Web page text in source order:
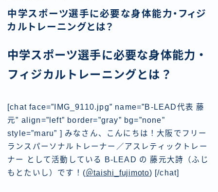
中学スポーツ選手に必要な身体能力・フィジ
カルトレーニングとは？
中学スポーツ選手に必要な身体能力・
フィジカルトレーニングとは？
[chat face=”IMG_9110.jpg” name=”B-LEAD代表 藤
元” align=”left” border=”gray” bg=”none”
style=”maru” ] みなさん、こんにちは！大阪でフリー
ランスパーソナルトレーナー／アスレティックトレー
ナー として活動している B-LEAD の 藤元大詩（ふじ
もとたいし）です！ (＠taishi_fujimoto) [/chat]